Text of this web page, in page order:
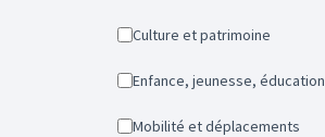
Culture et patrimoine
Enfance, jeunesse, éducation
Mobilité et déplacements